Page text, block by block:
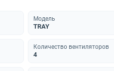
Модель
TRAY
Количество вентиляторов
4